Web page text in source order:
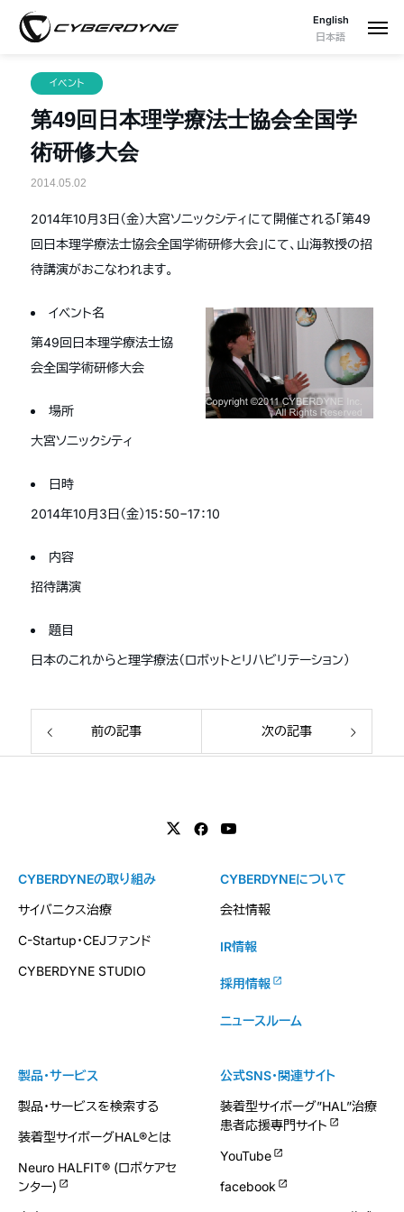
English
日本語
イベント
第49回日本理学療法士協会全国学
術研修大会
2014.05.02
2014年10月3日（金）大宮ソニックシティにて開催される「第49
回日本理学療法士協会全国学術研修大会」にて、山海教授の招
待講演がおこなわれます。
イベント名
第49回日本理学療法士協
会全国学術研修大会
場所
大宮ソニックシティ
日時
2014年10月3日（金）15：50−17：10
内容
招待講演
題目
日本のこれからと理学療法（ロボットとリハビリテーション）
前の記事 次の記事
製品・サービス
製品・サービスを検索する
装着型サイボーグHAL®とは
Neuro HALFIT® (ロボケアセ
ンター)
CYBERDYNEの取り組み
サイバニクス治療
C-Startup・CEJファンド
CYBERDYNE STUDIO
CYBERDYNEについて
会社情報
IR情報
採用情報
ニュースルーム
公式SNS・関連サイト
装着型サイボーグ”HAL”治療
患者応援専門サイト
YouTube
facebook